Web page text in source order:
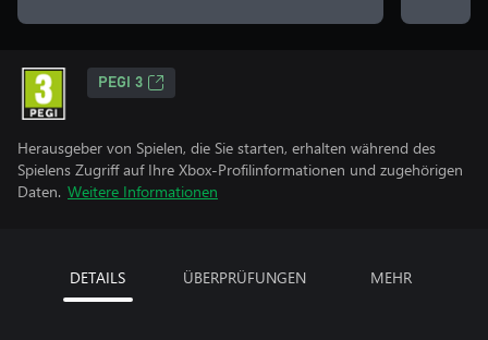
PEGI 3
Herausgeber von Spielen, die Sie starten, erhalten während des
Spielens Zugriff auf Ihre Xbox-Profilinformationen und zugehörigen
Daten. Weitere Informationen
DETAILS ÜBERPRÜFUNGEN MEHR